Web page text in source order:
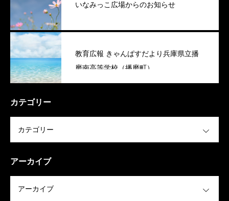
いなみっこ広場からのお知らせ
教育広報 きゃんぱすだより兵庫県立播
磨南高等学校（播磨町）
カテゴリー
アーカイブ